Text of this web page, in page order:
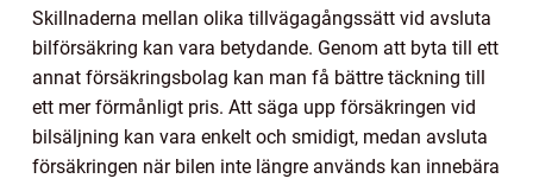
Skillnaderna mellan olika tillvägagångssätt vid avsluta
bilförsäkring kan vara betydande. Genom att byta till ett
annat försäkringsbolag kan man få bättre täckning till
ett mer förmånligt pris. Att säga upp försäkringen vid
bilsäljning kan vara enkelt och smidigt, medan avsluta
försäkringen när bilen inte längre används kan innebära